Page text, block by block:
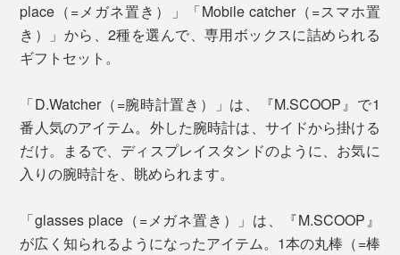
place（=メガネ置き）」「Mobile catcher（=スマホ置
き）」から、2種を選んで、専用ボックスに詰められる
ギフトセット。
「D.Watcher（=腕時計置き）」は、『M.SCOOP』で1
番人気のアイテム。外した腕時計は、サイドから掛ける
だけ。まるで、ディスプレイスタンドのように、お気に
入りの腕時計を、眺められます。
「glasses place（=メガネ置き）」は、『M.SCOOP』
が広く知られるようになったアイテム。1本の丸棒（=棒